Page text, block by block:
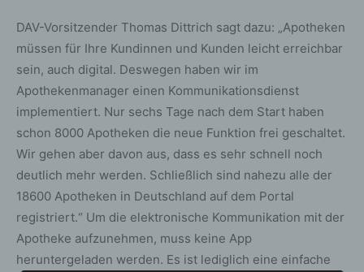
DAV-Vorsitzender Thomas Dittrich sagt dazu: „Apotheken
müssen für Ihre Kundinnen und Kunden leicht erreichbar
sein, auch digital. Deswegen haben wir im
Apothekenmanager einen Kommunikationsdienst
implementiert. Nur sechs Tage nach dem Start haben
schon 8000 Apotheken die neue Funktion frei geschaltet.
Wir gehen aber davon aus, dass es sehr schnell noch
deutlich mehr werden. Schließlich sind nahezu alle der
18600 Apotheken in Deutschland auf dem Portal
registriert.“ Um die elektronische Kommunikation mit der
Apotheke aufzunehmen, muss keine App
heruntergeladen werden. Es ist lediglich eine einfache